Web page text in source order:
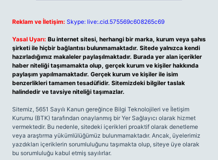
Reklam ve İletişim: Skype: live:.cid.575569c608265c69
Yasal Uyarı: Bu internet sitesi, herhangi bir marka, kurum veya şahıs
şirketi ile hiçbir bağlantısı bulunmamaktadır. Sitede yalnızca kendi
hazırladığımız makaleler paylaşılmaktadır. Burada yer alan içerikler
haber niteliği taşımamakta olup, gerçek kurum ve kişiler hakkında
paylaşım yapılmamaktadır. Gerçek kurum ve kişiler ile isim
benzerlikleri tamamen tesadüfidir. Sitemizdeki bilgiler taslak
halindedir ve tavsiye niteliği taşımazlar.
Sitemiz, 5651 Sayılı Kanun gereğince Bilgi Teknolojileri ve İletişim
Kurumu (BTK) tarafından onaylanmış bir Yer Sağlayıcı olarak hizmet
vermektedir. Bu nedenle, sitedeki içerikleri proaktif olarak denetleme
veya araştırma yükümlülüğümüz bulunmamaktadır. Ancak, üyelerimiz
yazdıkları içeriklerin sorumluluğunu taşımakta olup, siteye üye olarak
bu sorumluluğu kabul etmiş sayılırlar.